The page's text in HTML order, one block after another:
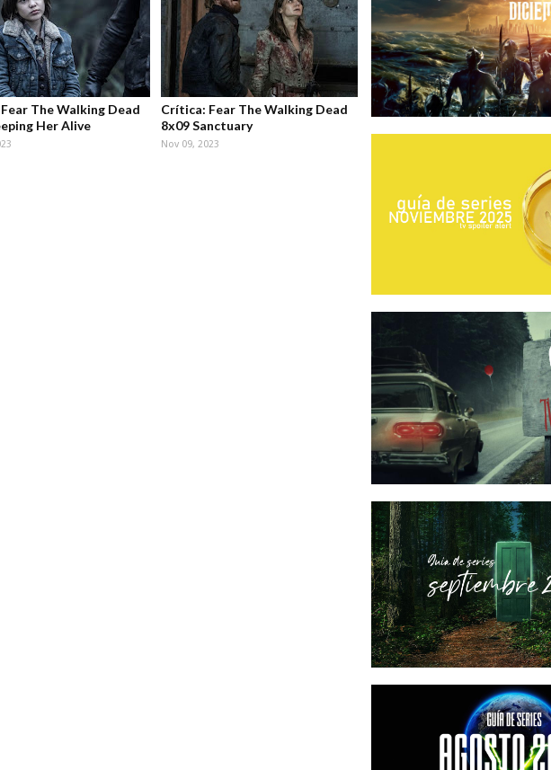
The Walking Dead
Her Alive
Crítica: Fear The Walking Dead
8x09 Sanctuary
Nov 09, 2023